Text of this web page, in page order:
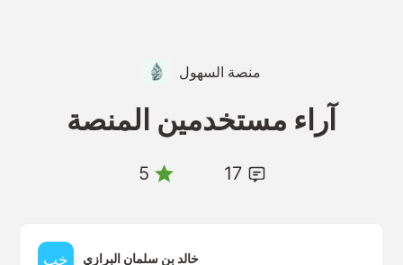
منصة السهول
آراء مستخدمين المنصة
5 17
خالد بن سلمان البرازي